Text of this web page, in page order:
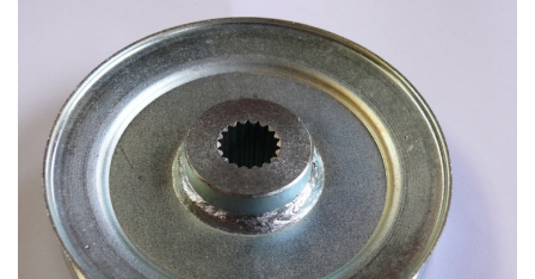
Benzínové sekačky
Akumulátorové sekačky
Robotické sekačky
Bubnové sekačky
Mulčovače